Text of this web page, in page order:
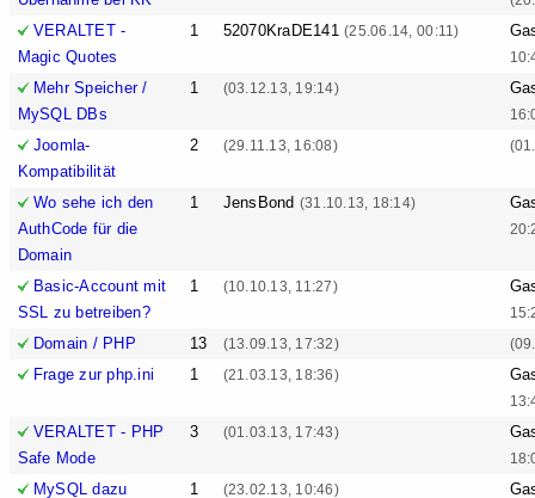
VERALTET -
Magic Quotes
1 52070KraDE141(25.06.14, 00:11)
Mehr Speicher /
MySQL DBs
1 (03.12.13, 19:14)
Joomla-
Kompatibilität
2 (29.11.13, 16:08)
Wo sehe ich den
AuthCode für die
Domain
1 JensBond (31.10.13, 18:14)
Basic-Account mit
SSL zu betreiben?
1 (10.10.13, 11:27)
Domain / PHP 13 (13.09.13, 17:32)
Frage zur php.ini 1 (21.03.13, 18:36)
VERALTET - PHP
Safe Mode
3 (01.03.13, 17:43)
MySQL dazu
1 (23.02.13, 10:46)